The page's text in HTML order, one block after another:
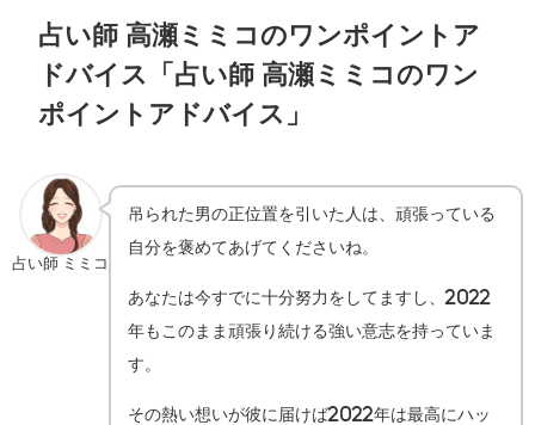
占い師 高瀬ミミコのワンポイントア
ドバイス「占い師 高瀬ミミコのワン
ポイントアドバイス」
占い師 ミミコ
吊られた男の正位置を引いた人は、頑張っている
自分を褒めてあげてくださいね。
あなたは今すでに十分努力をしてますし、2022
年もこのまま頑張り続ける強い意志を持っていま
す。
その熱い想いが彼に届けば2022年は最高にハッ